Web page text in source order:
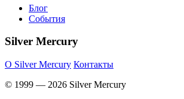
Блог
События
Silver Mercury
O Silver Mercury Контакты
© 1999 — 2026 Silver Mercury